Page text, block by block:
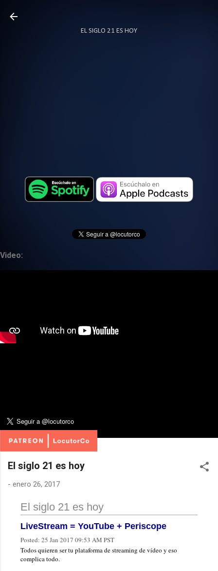
EL SIGLO 21 ES HOY
Video:
El siglo 21 es hoy
- enero 26, 2017
El siglo 21 es hoy
LiveStream = YouTube + Periscope
Posted: 25 Jan 2017 09:53 AM PST
Todos quieren ser tu plataforma de streaming de vídeo y eso
complica todo.